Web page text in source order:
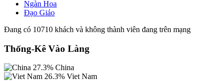
Ngàn Hoa
Đạo Giáo
Đang có 10710 khách và không thành viên đang trên mạng
Thống-Kê Vào Làng
27.3% China
26.3% Viet Nam